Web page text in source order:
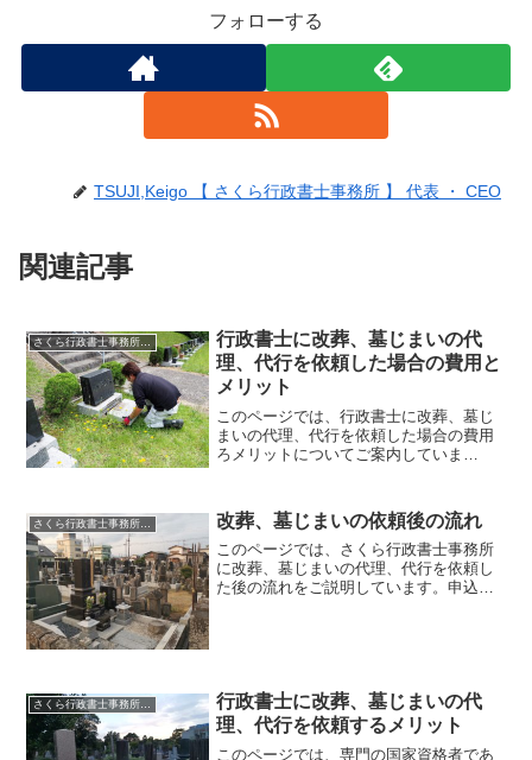
フォローする
TSUJI,Keigo 【 さくら行政書士事務所 】 代表 ・ CEO
関連記事
さくら行政書士事務所の、改葬、墓じまいの代理、代行のご案内
行政書士に改葬、墓じまいの代
理、代行を依頼した場合の費用と
メリット
このページでは、行政書士に改葬、墓じ
まいの代理、代行を依頼した場合の費用
ろメリットについてご案内していま
なって、多くの方が実際に気になるポイ
ントは「費用」ではないかと思...
改葬、墓じまいの依頼後の流れ
このページでは、さくら行政書士事務所
に改葬、墓じまいの代理、代行を依頼し
た後の流れをご説明しています。申込
さくら行政書士事務所の、改葬、墓じまいの代理、代行のご案内
行政書士に改葬、墓じまいの代
理、代行を依頼するメリット
このページでは、専門の国家資格者であ